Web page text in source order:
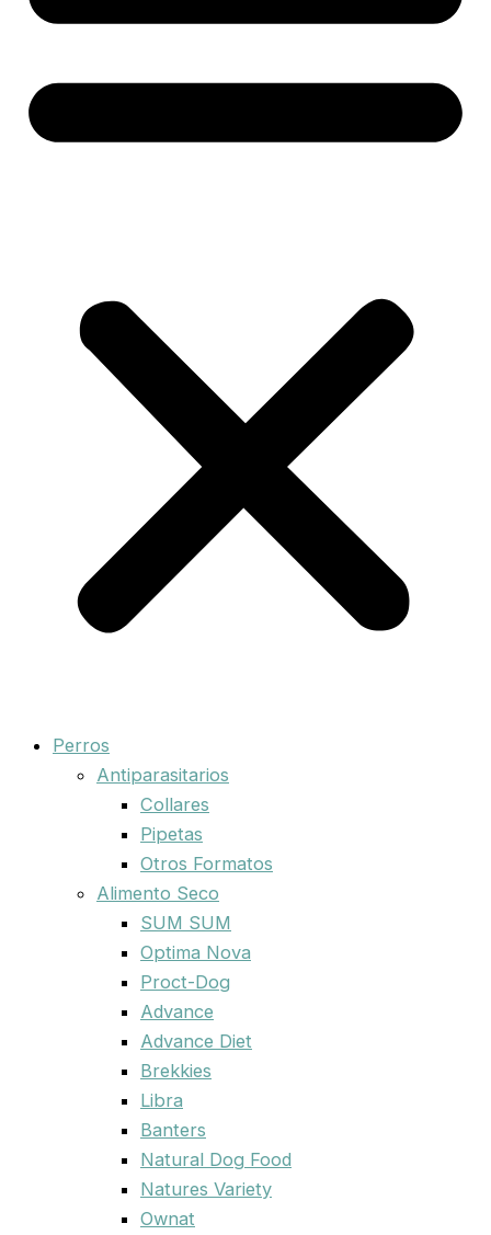
Perros
Antiparasitarios
Collares
Pipetas
Otros Formatos
Alimento Seco
SUM SUM
Optima Nova
Proct-Dog
Advance
Advance Diet
Brekkies
Libra
Banters
Natural Dog Food
Natures Variety
Ownat